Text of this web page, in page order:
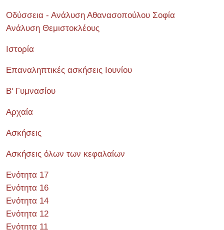
Οδύσσεια - Ανάλυση Αθανασοπούλου Σοφία
Ανάλυση Θεμιστοκλέους
Ιστορία
Επαναληπτικές ασκήσεις Ιουνίου
Β' Γυμνασίου
Αρχαία
Ασκήσεις
Ασκήσεις όλων των κεφαλαίων
Ενότητα 17
Ενότητα 16
Ενότητα 14
Ενότητα 12
Ενότητα 11